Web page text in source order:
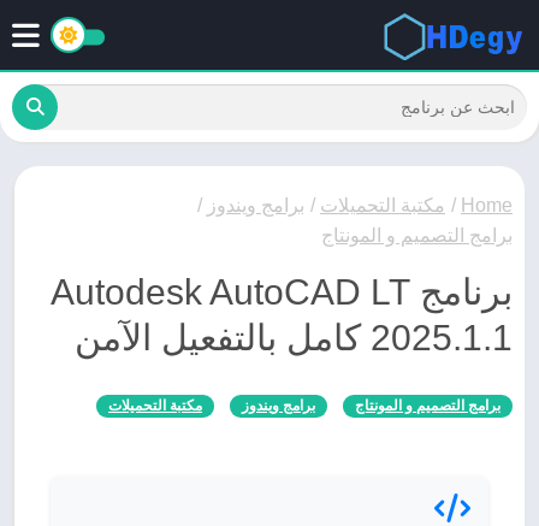
Home
/ مكتبة التحميلات / برامج ويندوز /
برامج التصميم و المونتاج
برنامج Autodesk AutoCAD LT
2025.1.1 كامل بالتفعيل الآمن
برامج التصميم و المونتاج برامج ويندوز مكتبة التحميلات